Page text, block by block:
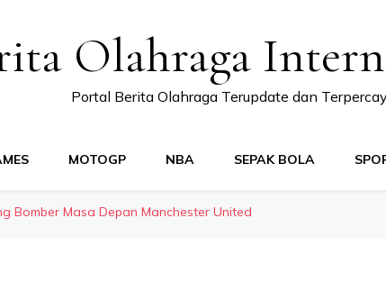
Olahraga
Portal Berita Olahraga Terupdate dan
MOTOGP NBA SEPAK BOLA
Bomber Masa Depan Manchester United